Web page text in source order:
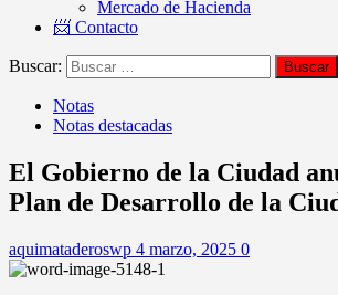
Mercado de Hacienda
📨 Contacto
Buscar:
Notas
Notas destacadas
El Gobierno de la Ciudad
Plan de Desarrollo de la
aquimataderoswp 4 marzo, 2025 0